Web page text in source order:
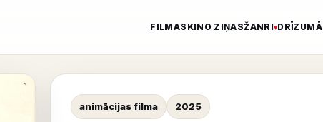
FILMAS KINO ZIŅASŽANRI DRĪZUMĀ
animācijas filma 2025